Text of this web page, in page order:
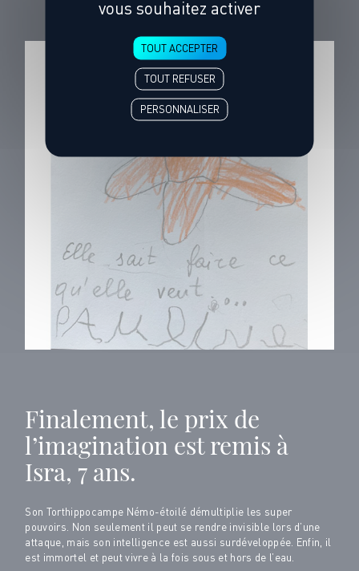
Finalement, le prix de
l’imagination est remis à
Isra, 7 ans.
Son Torthippocampe Némo-étoilé démultiplie les super
pouvoirs. Non seulement il peut se rendre invisible lors d’une
attaque, mais son intelligence est aussi surdéveloppée. Enfin, il
est immortel et peut vivre à la fois sous et hors de l’eau.
vous souhaitez activer
TOUT ACCEPTER
TOUT REFUSER
PERSONNALISER